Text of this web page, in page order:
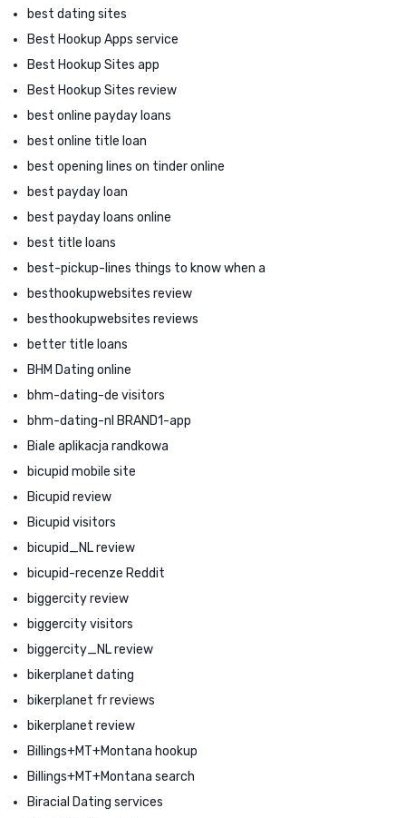
best dating sites
Best Hookup Apps service
Best Hookup Sites app
Best Hookup Sites review
best online payday loans
best online title loan
best opening lines on tinder online
best payday loan
best payday loans online
best title loans
best-pickup-lines things to know when a
besthookupwebsites review
besthookupwebsites reviews
better title loans
BHM Dating online
bhm-dating-de visitors
bhm-dating-nl BRAND1-app
Biale aplikacja randkowa
bicupid mobile site
Bicupid review
Bicupid visitors
bicupid_NL review
bicupid-recenze Reddit
biggercity review
biggercity visitors
biggercity_NL review
bikerplanet dating
bikerplanet fr reviews
bikerplanet review
Billings+MT+Montana hookup
Billings+MT+Montana search
Biracial Dating services